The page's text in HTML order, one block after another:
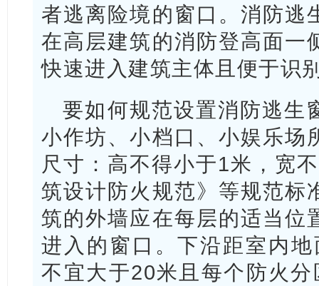
者逃离险境的窗口。消防逃
在高层建筑的消防登高面一
快速进入建筑主体且便于识
要如何规范设置消防逃生
小作坊、小档口、小娱乐场
尺寸：高不得小于1米，宽
筑设计防火规范》等规范标
筑的外墙应在每层的适当位
进入的窗口。下沿距室内
不宜大于20米且每个防火